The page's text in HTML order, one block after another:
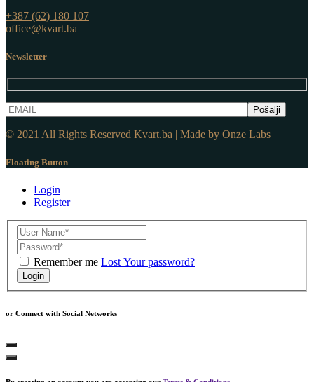
+387 (62) 180 107
office@kvart.ba
Newsletter
© 2021 All Rights Reserved Kvart.ba | Made by Onze Labs
Floating Button
Login
Register
Remember me Lost Your password?
Login
or Connect with Social Networks